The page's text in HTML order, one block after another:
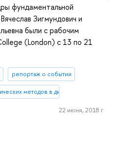
фундаментальной
Зигмундович и
были с рабочим
(London) с 13 по 21
репортаж о событии
методов в динамике
22 июня, 2018 г.